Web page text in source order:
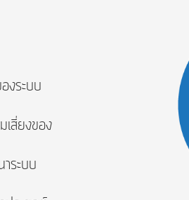
งระบบ
เสี่ยงของ
ระบบ